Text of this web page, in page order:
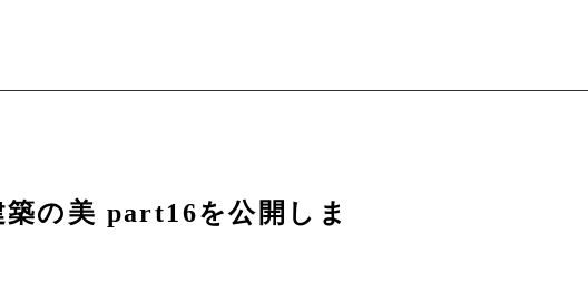
の美 part16を公開しま